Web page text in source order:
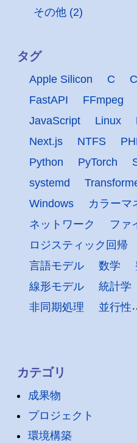
その他 (2)
タグ
Apple Silicon C
FastAPI
FFmpeg
JavaScript
Linux
Next.js
NTFS
Python
PyTorch
systemd
Windows
カラーマ
ネットワーク
ファ
ロジスティック回帰
言語モデル
数学
線形モデル
統計学
非同期処理
並行性
カテゴリ
成果物
プロジェクト
環境構築